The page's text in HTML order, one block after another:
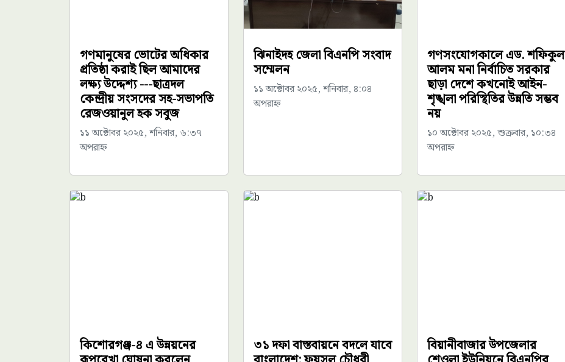
গণমানুষের ভোটের অধিকার
প্রতিষ্ঠা করাই ছিল আমাদের
লক্ষ্য উদ্দেশ্য ---ছাত্রদল
কেন্দ্রীয় সংসদের সহ-সভাপতি
রেজওয়ানুল হক সবুজ
১১ অক্টোবর ২০২৫, শনিবার, ৬:৩৭
অপরাহ্ন
ঝিনাইদহ জেলা বিএনপি সংবাদ
সম্মেলন
১১ অক্টোবর ২০২৫, শনিবার, ৪:০৪
অপরাহ্ন
গণসংযোগকালে এড. শফিকুল
আলম মনা নির্বাচিত সরকার
ছাড়া দেশে কখনোই আইন-
শৃঙ্খলা পরিস্থিতির উন্নতি সম্ভব
নয়
১০ অক্টোবর ২০২৫, শুক্রবার, ১০:৩৪
অপরাহ্ন
কিশোরগঞ্জ-৪ এ উন্নয়নের ৩১ দফা বাস্তবায়নে বদলে যাবে বিয়ানীবাজার উপজেলার